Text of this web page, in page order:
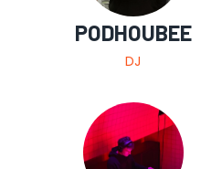
PODHOUBEE
DJ